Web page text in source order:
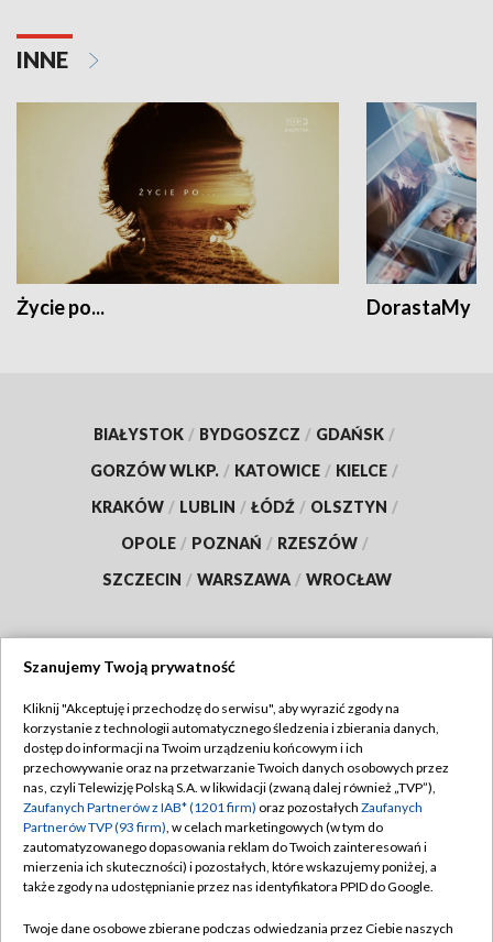
INNE
Życie po... DorastaMy
BIAŁYSTOK / BYDGOSZCZ / GDAŃSK /
GORZÓW WLKP. / KATOWICE / KIELCE /
KRAKÓW / LUBLIN / ŁÓDŹ / OLSZTYN /
OPOLE / POZNAŃ / RZESZÓW /
SZCZECIN / WARSZAWA / WROCŁAW
TVP
Abonament TVP
Emisja w TVP
Centrum informacji TVP
Naziemna Telewizja Cyfrowa
Regulamin TVP
Polityka prywatności
Moje zgody
Pomoc
Szanujemy Twoją prywatność
Kliknij "Akceptuję i przechodzę do serwisu", aby wyrazić zgody na
korzystanie z technologii automatycznego śledzenia i zbierania danych,
dostęp do informacji na Twoim urządzeniu końcowym i ich
przechowywanie oraz na przetwarzanie Twoich danych osobowych przez
nas, czyli Telewizję Polską S.A. w likwidacji (zwaną dalej również „TVP”),
Zaufanych Partnerów z IAB* (1201 firm) oraz pozostałych Zaufanych
Partnerów TVP (93 firm), w celach marketingowych (w tym do
zautomatyzowanego dopasowania reklam do Twoich zainteresowań i
mierzenia ich skuteczności) i pozostałych, które wskazujemy poniżej, a
także zgody na udostępnianie przez nas identyfikatora PPID do Google.
Twoje dane osobowe zbierane podczas odwiedzania przez Ciebie naszych